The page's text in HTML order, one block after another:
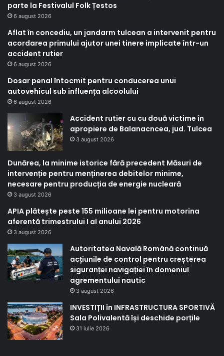
parte la Festivalul Folk Țestos
6 august 2026
Aflat în concediu, un jandarm tulcean a intervenit pentru
acordarea primului ajutor unei tinere implicate într-un
accident rutier
6 august 2026
Dosar penal întocmit pentru conducerea unui
autovehicul sub influența alcoolului
6 august 2026
Accident rutier cu cu două victime în
apropiere de Balanacncea, jud. Tulcea
3 august 2026
Dunărea, la minime istorice fără precedent Măsuri de
intervenție pentru menținerea debitelor minime,
necesare pentru producția de energie nucleară
3 august 2026
APIA plătește peste 155 milioane lei pentru motorina
aferentă trimestrului I al anului 2026
3 august 2026
Autoritatea Navală Română continuă
acțiunile de control pentru creșterea
siguranței navigației în domeniul
agrementului nautic
3 august 2026
INVESTIȚII în INFRASTRUCTURA SPORTIVĂ
Sala Polivalentă își deschide porțile
31 iulie 2026